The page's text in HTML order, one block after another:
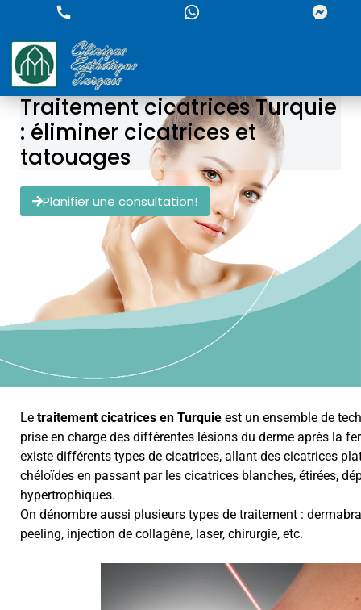
Traitement cicatrices Turquie
: éliminer cicatrices et
tatouages
Planifier une consultation!
Le traitement cicatrices en Turquie est un ensemble de
prise en charge des différentes lésions du derme après la
existe différents types de cicatrices, allant des cicatrices
chéloïdes en passant par les cicatrices blanches, étirées,
hypertrophiques.
On dénombre aussi plusieurs types de traitement :
peeling, injection de collagène, laser, chirurgie, etc.